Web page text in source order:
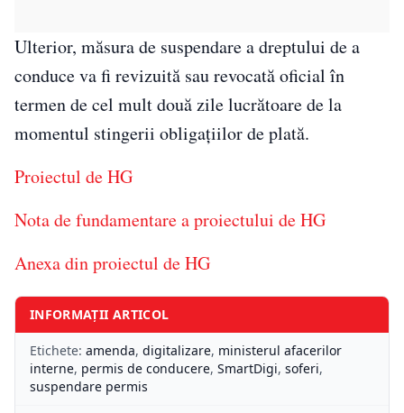
Ulterior, măsura de suspendare a dreptului de a
conduce va fi revizuită sau revocată oficial în
termen de cel mult două zile lucrătoare de la
momentul stingerii obligațiilor de plată.
Proiectul de HG
Nota de fundamentare a proiectului de HG
Anexa din proiectul de HG
INFORMAȚII ARTICOL
Etichete: amenda, digitalizare, ministerul afacerilor
interne, permis de conducere, SmartDigi, soferi,
suspendare permis